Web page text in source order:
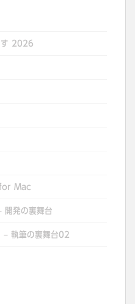
す 2026
Mac
開発の裏舞台
– 執筆の裏舞台02